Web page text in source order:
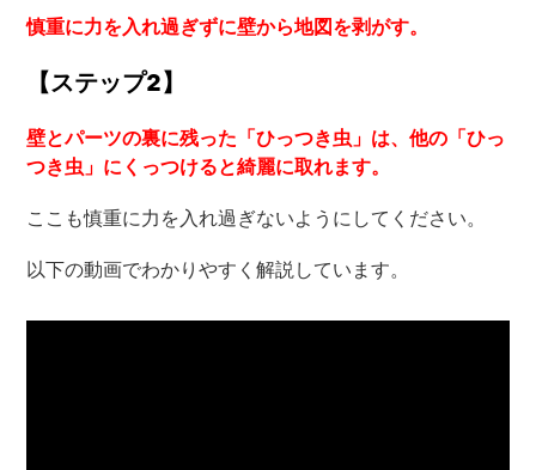
慎重に力を入れ過ぎずに壁から地図を剥がす。
【ステップ2】
壁とパーツの裏に残った「ひっつき虫」は、他の「ひっ
つき虫」にくっつけると綺麗に取れます。
ここも慎重に力を入れ過ぎないようにしてください。
以下の動画でわかりやすく解説しています。